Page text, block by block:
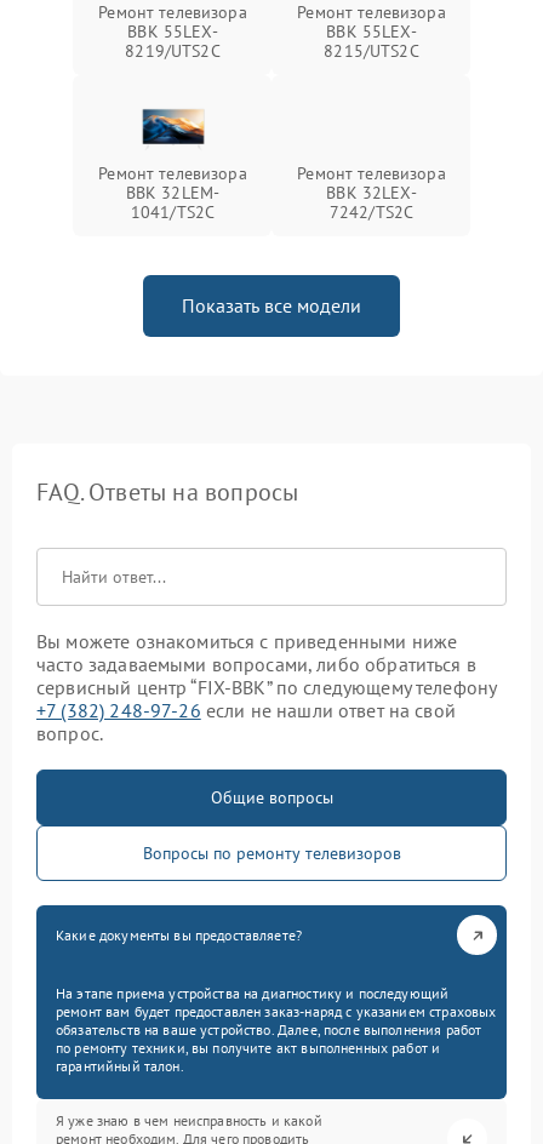
Ремонт телевизора
BBK 55LEX-
8219/UTS2C
Ремонт телевизора
BBK 55LEX-
8215/UTS2C
Ремонт телевизора
BBK 32LEM-
1041/TS2C
Ремонт телевизора
BBK 32LEX-
7242/TS2C
Показать все модели
FAQ. Ответы на вопросы
Вы можете ознакомиться с приведенными ниже
часто задаваемыми вопросами, либо обратиться в
сервисный центр “FIX-BBK” по следующему телефону
+7 (382) 248-97-26 если не нашли ответ на свой
вопрос.
Общие вопросы
Вопросы по ремонту телевизоров
Какие документы вы предоставляете?
На этапе приема устройства на диагностику и последующий
ремонт вам будет предоставлен заказ-наряд с указанием страховых
обязательств на ваше устройство. Далее, после выполнения работ
по ремонту техники, вы получите акт выполненных работ и
гарантийный талон.
Я уже знаю в чем неисправность и какой
ремонт необходим. Для чего проводить